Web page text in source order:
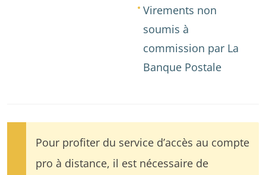
Virements non
soumis à
commission par La
Banque Postale
Pour profiter du service d’accès au compte
pro à distance, il est nécessaire de